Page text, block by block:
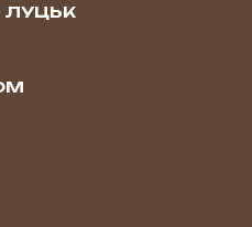
ЛУЦЬК